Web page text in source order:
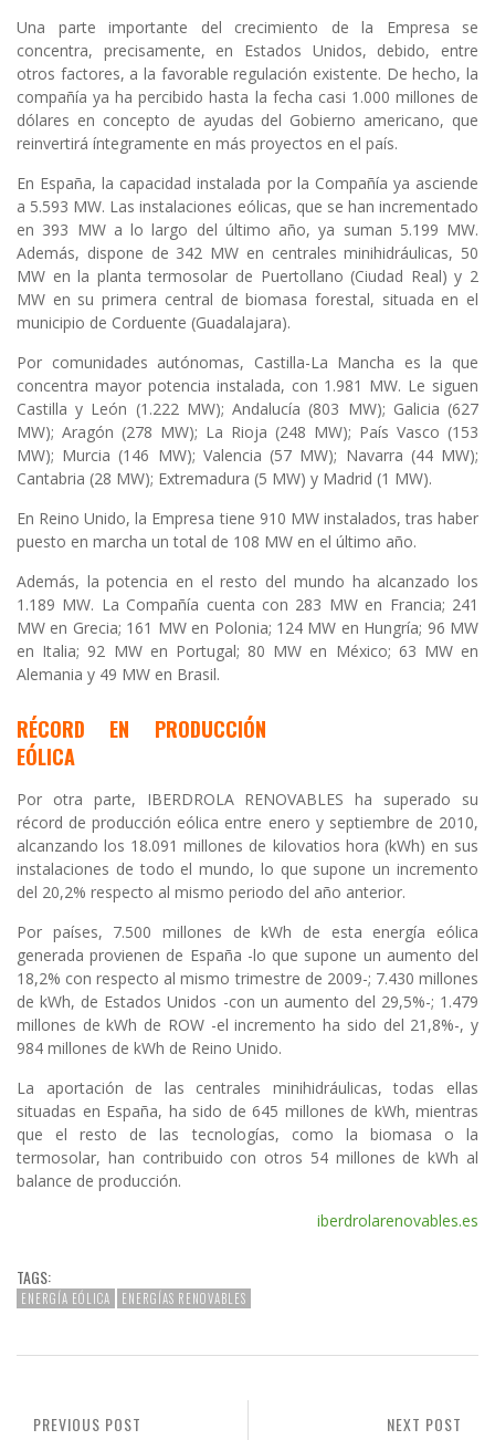
Una parte importante del crecimiento de la Empresa se
concentra, precisamente, en Estados Unidos, debido, entre
otros factores, a la favorable regulación existente. De hecho, la
compañía ya ha percibido hasta la fecha casi 1.000 millones de
dólares en concepto de ayudas del Gobierno americano, que
reinvertirá íntegramente en más proyectos en el país.
En España, la capacidad instalada por la Compañía ya asciende
a 5.593 MW. Las instalaciones eólicas, que se han incrementado
en 393 MW a lo largo del último año, ya suman 5.199 MW.
Además, dispone de 342 MW en centrales minihidráulicas, 50
MW en la planta termosolar de Puertollano (Ciudad Real) y 2
MW en su primera central de biomasa forestal, situada en el
municipio de Corduente (Guadalajara).
Por comunidades autónomas, Castilla-La Mancha es la que
concentra mayor potencia instalada, con 1.981 MW. Le siguen
Castilla y León (1.222 MW); Andalucía (803 MW); Galicia (627
MW); Aragón (278 MW); La Rioja (248 MW); País Vasco (153
MW); Murcia (146 MW); Valencia (57 MW); Navarra (44 MW);
Cantabria (28 MW); Extremadura (5 MW) y Madrid (1 MW).
En Reino Unido, la Empresa tiene 910 MW instalados, tras haber
puesto en marcha un total de 108 MW en el último año.
Además, la potencia en el resto del mundo ha alcanzado los
1.189 MW. La Compañía cuenta con 283 MW en Francia; 241
MW en Grecia; 161 MW en Polonia; 124 MW en Hungría; 96 MW
en Italia; 92 MW en Portugal; 80 MW en México; 63 MW en
Alemania y 49 MW en Brasil.
RÉCORD EN PRODUCCIÓN
EÓLICA
Por otra parte, IBERDROLA RENOVABLES ha superado su
récord de producción eólica entre enero y septiembre de 2010,
alcanzando los 18.091 millones de kilovatios hora (kWh) en sus
instalaciones de todo el mundo, lo que supone un incremento
del 20,2% respecto al mismo periodo del año anterior.
Por países, 7.500 millones de kWh de esta energía eólica
generada provienen de España -lo que supone un aumento del
18,2% con respecto al mismo trimestre de 2009-; 7.430 millones
de kWh, de Estados Unidos -con un aumento del 29,5%-; 1.479
millones de kWh de ROW -el incremento ha sido del 21,8%-, y
984 millones de kWh de Reino Unido.
La aportación de las centrales minihidráulicas, todas ellas
situadas en España, ha sido de 645 millones de kWh, mientras
que el resto de las tecnologías, como la biomasa o la
termosolar, han contribuido con otros 54 millones de kWh al
balance de producción.
iberdrolarenovables.es
TAGS:
ENERGÍA EÓLICA ENERGÍAS RENOVABLES
NEXT POST
PREVIOUS POST